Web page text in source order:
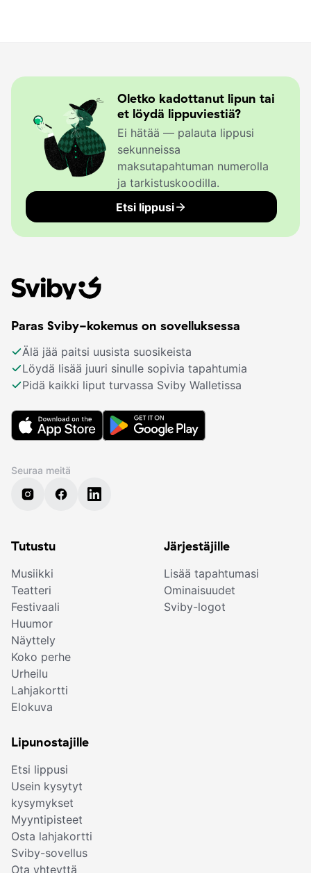
Oletko kadottanut lipun tai
et löydä lippuviestiä?
Ei hätää — palauta lippusi
sekunneissa
maksutapahtuman numerolla
ja tarkistuskoodilla.
Etsi lippusi
Paras Sviby-kokemus on sovelluksessa
Älä jää paitsi uusista suosikeista
Löydä lisää juuri sinulle sopivia tapahtumia
Pidä kaikki liput turvassa Sviby Walletissa
Seuraa meitä
Tutustu
Musiikki
Teatteri
Festivaali
Huumor
Näyttely
Koko perhe
Urheilu
Lahjakortti
Elokuva
Järjestäjille
Lisää tapahtumasi
Ominaisuudet
Sviby-logot
Lipunostajille
Etsi lippusi
Usein kysytyt
kysymykset
Myyntipisteet
Osta lahjakortti
Sviby-sovellus
Ota yhteyttä